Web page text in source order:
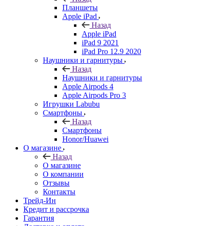
Планшеты
Apple iPad
Назад
Apple iPad
iPad 9 2021
iPad Pro 12.9 2020
Наушники и гарнитуры
Назад
Наушники и гарнитуры
Apple Airpods 4
Apple Airpods Pro 3
Игрушки Labubu
Смартфоны
Назад
Смартфоны
Honor/Huawei
О магазине
Назад
О магазине
О компании
Отзывы
Контакты
Трейд-Ин
Кредит и рассрочка
Гарантия